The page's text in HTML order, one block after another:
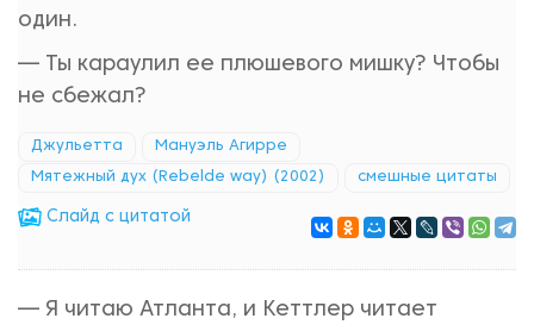
один.
— Ты караулил ее плюшевого мишку? Чтобы
не сбежал?
Джульетта Мануэль Агирре
Мятежный дух (Rebelde way) (2002) смешные цитаты
Cлайд с цитатой
— Я читаю Атланта, и Кеттлер читает